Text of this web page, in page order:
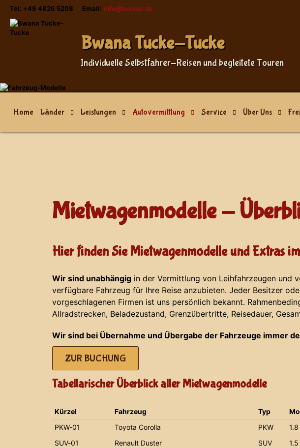
Tel: +49 4826 5208 Email: info@bwana.de
Bwana Tucke-Tucke
Individuelle Selbstfahrer-Reisen und begleitete Touren
Home Länder Leistungen Autovermittlung Service Über Uns
Mietwagenmodelle -
Hier finden Sie Mietwagenmodelle und Extras
Wir sind unabhängig in der Vermittlung von Leihfahrzeugen und
verfügbare Fahrzeug für Ihre Reise anzubieten. Jeder Besitzer
vorgeschlagenen Firmen ist uns persönlich bekannt.
Allradstrecken, Beladezustand, Grenzübertritte, Reisedauer,
Wir sind bei Übernahme und Übergabe der Fahrzeuge immer
ZUR BUCHUNG
Tabellarischer Überblick aller Mietwagenmodelle
Kürzel Fahrzeug Typ
PKW-01
Toyota Corolla PKW 1.8
SUV-01
Renault Duster SUV 1.5